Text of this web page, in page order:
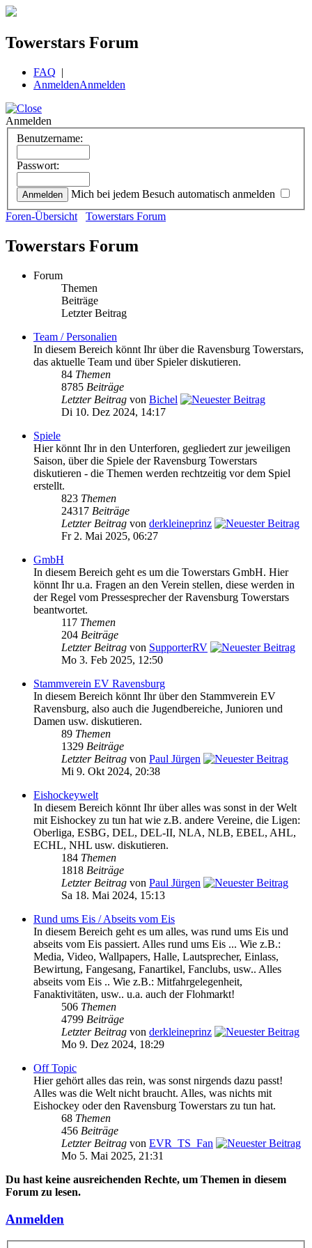
Towerstars Forum
FAQ |
AnmeldenAnmelden
Anmelden
Benutzername:
Passwort:
Mich bei jedem Besuch automatisch anmelden
Foren-Übersicht
Towerstars Forum
Towerstars Forum
Forum
Themen
Beiträge
Letzter Beitrag
Team / Personalien
In diesem Bereich könnt Ihr über die Ravensburg Towerstars,
das aktuelle Team und über Spieler diskutieren.
84 Themen
8785 Beiträge
Letzter Beitrag von Bichel
Di 10. Dez 2024, 14:17
Spiele
Hier könnt Ihr in den Unterforen, gegliedert zur jeweiligen
Saison, über die Spiele der Ravensburg Towerstars
diskutieren - die Themen werden rechtzeitig vor dem Spiel
erstellt.
823 Themen
24317 Beiträge
Letzter Beitrag von derkleineprinz
Fr 2. Mai 2025, 06:27
GmbH
In diesem Bereich geht es um die Towerstars GmbH. Hier
könnt Ihr u.a. Fragen an den Verein stellen, diese werden in
der Regel vom Pressesprecher der Ravensburg Towerstars
beantwortet.
117 Themen
204 Beiträge
Letzter Beitrag von SupporterRV
Mo 3. Feb 2025, 12:50
Stammverein EV Ravensburg
In diesem Bereich könnt Ihr über den Stammverein EV
Ravensburg, also auch die Jugendbereiche, Junioren und
Damen usw. diskutieren.
89 Themen
1329 Beiträge
Letzter Beitrag von Paul Jürgen
Mi 9. Okt 2024, 20:38
Eishockeywelt
In diesem Bereich könnt Ihr über alles was sonst in der Welt
mit Eishockey zu tun hat wie z.B. andere Vereine, die Ligen:
Oberliga, ESBG, DEL, DEL-II, NLA, NLB, EBEL, AHL,
ECHL, NHL usw. diskutieren.
184 Themen
1818 Beiträge
Letzter Beitrag von Paul Jürgen
Sa 18. Mai 2024, 15:13
Rund ums Eis / Abseits vom Eis
In diesem Bereich geht es um alles, was rund ums Eis und
abseits vom Eis passiert. Alles rund ums Eis ... Wie z.B.:
Media, Video, Wallpapers, Halle, Lautsprecher, Einlass,
Bewirtung, Fangesang, Fanartikel, Fanclubs, usw.. Alles
abseits vom Eis .. Wie z.B.: Mitfahrgelegenheit,
Fanaktivitäten, usw.. u.a. auch der Flohmarkt!
506 Themen
4799 Beiträge
Letzter Beitrag von derkleineprinz
Mo 9. Dez 2024, 18:29
Off Topic
Hier gehört alles das rein, was sonst nirgends dazu passt!
Alles was die Welt nicht braucht. Alles, was nichts mit
Eishockey oder den Ravensburg Towerstars zu tun hat.
68 Themen
456 Beiträge
Letzter Beitrag von EVR_TS_Fan
Mo 5. Mai 2025, 21:31
Du hast keine ausreichenden Rechte, um Themen in diesem
Forum zu lesen.
Anmelden